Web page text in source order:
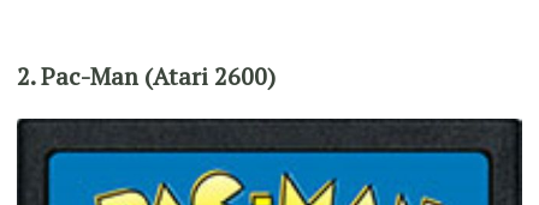
2. Pac-Man (Atari 2600)